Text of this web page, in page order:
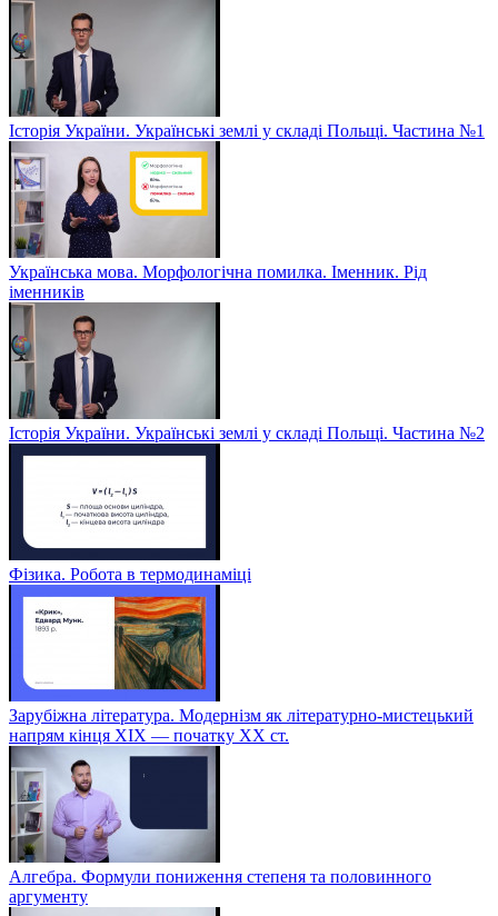
Історія України. Українські землі у складі Польщі. Частина №1
Українська мова. Морфологічна помилка. Іменник. Рід
іменників
Історія України. Українські землі у складі Польщі. Частина №2
Фізика. Робота в термодинаміці
Зарубіжна література. Модернізм як літературно-мистецький
напрям кінця XIX — початку XX ст.
Алгебра. Формули пониження степеня та половинного
аргументу